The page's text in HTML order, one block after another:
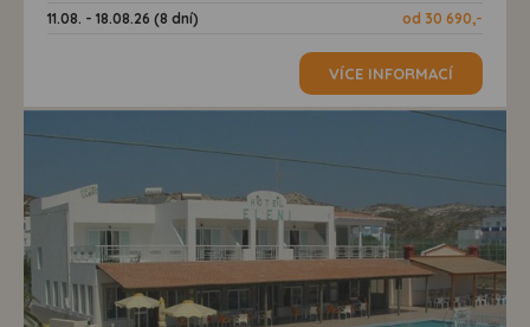
11.08. - 18.08.26 (8 dní)
od 30 690,-
VÍCE INFORMACÍ